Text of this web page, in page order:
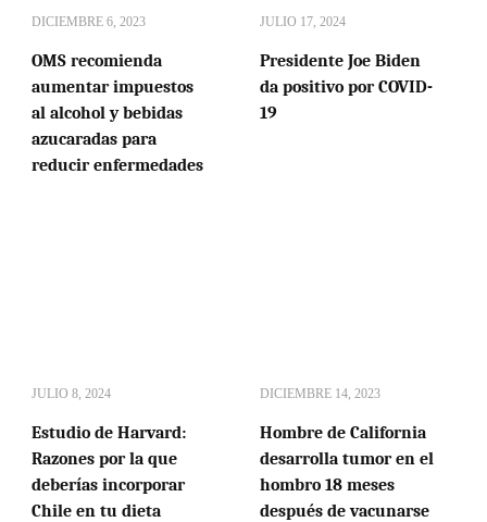
DICIEMBRE 6, 2023
OMS recomienda
aumentar impuestos
al alcohol y bebidas
azucaradas para
reducir enfermedades
JULIO 17, 2024
Presidente Joe Biden
da positivo por COVID-
19
JULIO 8, 2024
Estudio de Harvard:
Razones por la que
deberías incorporar
Chile en tu dieta
DICIEMBRE 14, 2023
Hombre de California
desarrolla tumor en el
hombro 18 meses
después de vacunarse